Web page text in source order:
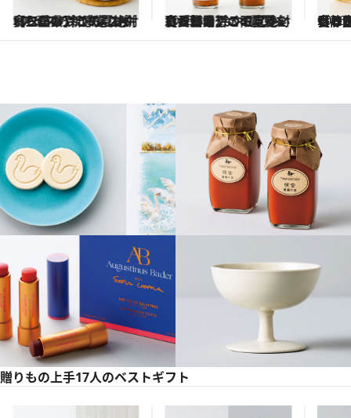
2026.8.6
【三重県】この夏絶対食べたい 冷やしておいしいおやつ3選 お餅×アイスの新感覚スイーツ 2026.8.6
【愛知県】この夏絶対食べたい 冷やしておいしいおやつ4選 夏を彩る新発想の限定ういろが登場 【静岡県】この夏絶対食べたい 冷やしておいしいおやつ3選 お茶香る生食
贈りもの上手17人のベストギフト